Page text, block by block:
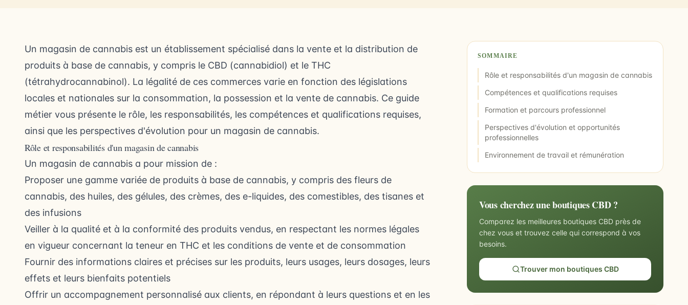
Un magasin de cannabis est un établissement spécialisé dans la vente et la distribution de
produits à base de cannabis, y compris le CBD (cannabidiol) et le THC
(tétrahydrocannabinol). La légalité de ces commerces varie en fonction des législations
locales et nationales sur la consommation, la possession et la vente de cannabis. Ce guide
métier vous présente le rôle, les responsabilités, les compétences et qualifications requises,
ainsi que les perspectives d'évolution pour un magasin de cannabis.
Rôle et responsabilités d'un magasin de cannabis
Un magasin de cannabis a pour mission de :
Proposer une gamme variée de produits à base de cannabis, y compris des fleurs de
cannabis, des huiles, des gélules, des crèmes, des e-liquides, des comestibles, des tisanes et
des infusions
Veiller à la qualité et à la conformité des produits vendus, en respectant les normes légales
en vigueur concernant la teneur en THC et les conditions de vente et de consommation
Fournir des informations claires et précises sur les produits, leurs usages, leurs dosages, leurs
effets et leurs bienfaits potentiels
Offrir un accompagnement personnalisé aux clients, en répondant à leurs questions et en les
SOMMAIRE
Rôle et responsabilités d'un magasin de cannabis
Compétences et qualifications requises
Formation et parcours professionnel
Perspectives d'évolution et opportunités
professionnelles
Environnement de travail et rémunération
Vous cherchez une boutiques CBD ?
Comparez les meilleures boutiques CBD près de
chez vous et trouvez celle qui correspond à vos
besoins.
Trouver mon boutiques CBD